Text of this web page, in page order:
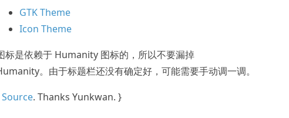
GTK Theme
Icon Theme
标是依赖于 Humanity 图标的，所以不要漏掉
。由于标题栏还没有确定好，可能需要手动调一调。
Source. Thanks Yunkwan. }